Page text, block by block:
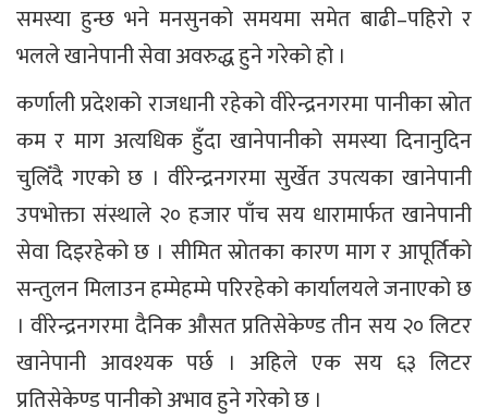
समस्या हुन्छ भने मनसुनको समयमा समेत बाढी–पहिरो र
भलले खानेपानी सेवा अवरुद्ध हुने गरेको हो ।
कर्णाली प्रदेशको राजधानी रहेको वीरेन्द्रनगरमा पानीका स्रोत
कम र माग अत्यधिक हुँदा खानेपानीको समस्या दिनानुदिन
चुलिँदै गएको छ । वीरेन्द्रनगरमा सुर्खेत उपत्यका खानेपानी
उपभोक्ता संस्थाले २० हजार पाँच सय धारामार्फत खानेपानी
सेवा दिइरहेको छ । सीमित स्रोतका कारण माग र आपूर्तिको
सन्तुलन मिलाउन हम्मेहम्मे परिरहेको कार्यालयले जनाएको छ
। वीरेन्द्रनगरमा दैनिक औसत प्रतिसेकेण्ड तीन सय २० लिटर
खानेपानी आवश्यक पर्छ । अहिले एक सय ६३ लिटर
प्रतिसेकेण्ड पानीको अभाव हुने गरेको छ ।